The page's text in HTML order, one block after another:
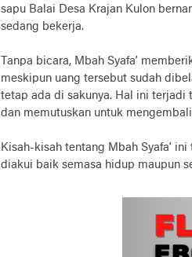
sapu Balai Desa Krajan Kulon
sedang bekerja.
Tanpa bicara, Mbah Syafa’
meskipun uang tersebut sudah
tetap ada di sakunya. Hal ini terjadi
dan memutuskan untuk
Kisah-kisah tentang Mbah Syafa’
diakui baik semasa hidup maupun